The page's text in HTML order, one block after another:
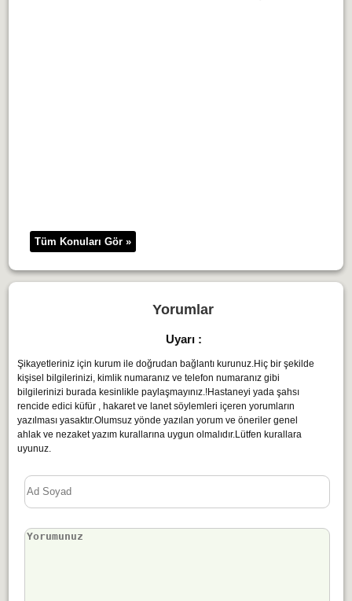
Tüm Konuları Gör »
Yorumlar
Uyarı :
Şikayetleriniz için kurum ile doğrudan bağlantı kurunuz.Hiç bir şekilde
kişisel bilgilerinizi, kimlik numaranız ve telefon numaranız gibi
bilgilerinizi burada kesinlikle paylaşmayınız.!Hastaneyi yada şahsı
rencide edici küfür , hakaret ve lanet söylemleri içeren yorumların
yazılması yasaktır.Olumsuz yönde yazılan yorum ve öneriler genel
ahlak ve nezaket yazım kurallarına uygun olmalıdır.Lütfen kurallara
uyunuz.